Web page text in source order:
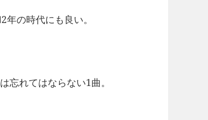
の時代にも良い。
忘れてはならない1曲。